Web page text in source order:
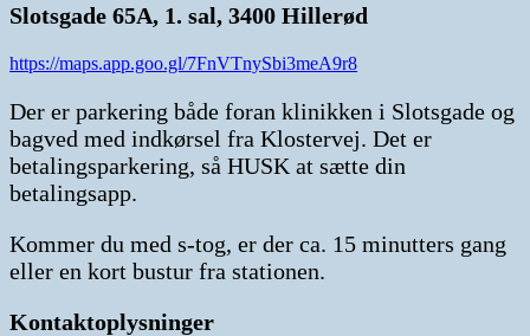
Slotsgade 65A, 1. sal, 3400 Hillerød
https://maps.app.goo.gl/7FnVTnySbi3meA9r8
Der er parkering både foran klinikken i Slotsgade og
bagved med indkørsel fra Klostervej. Det er
betalingsparkering, så HUSK at sætte din
betalingsapp.
Kommer du med s-tog, er der ca. 15 minutters gang
eller en kort bustur fra stationen.
Kontaktoplysninger